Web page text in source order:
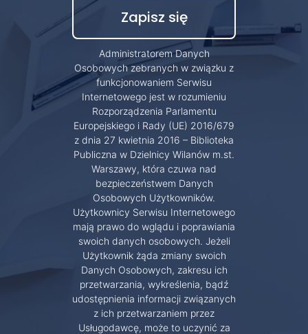
Administratorem Danych
Osobowych zebranych w związku z
funkcjonowaniem Serwisu
Internetowego jest w rozumieniu
Rozporządzenia Parlamentu
Europejskiego i Rady (UE) 2016/679
z dnia 27 kwietnia 2016 – Biblioteka
Publiczna w Dzielnicy Wilanów m.st.
Warszawy, która czuwa nad
bezpieczeństwem Danych
Osobowych Użytkowników.
Użytkownicy Serwisu Internetowego
mają prawo do wglądu i poprawiania
swoich danych osobowych. Jeżeli
Użytkownik żąda zmiany swoich
Danych Osobowych, zakresu ich
przetwarzania, wykreślenia, bądź
udostępnienia informacji związanych
z ich przetwarzaniem przez
Usługodawcę, może to uczynić za